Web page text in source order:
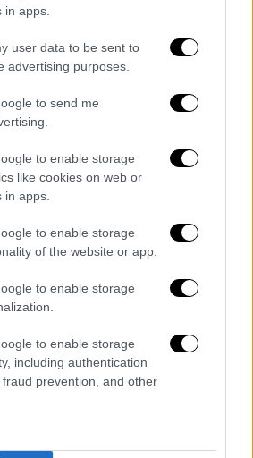
apps.
user data to be sent to
advertising purposes.
to send me
to enable storage
like cookies on web or
apps.
to enable storage
of the website or app.
to enable storage
to enable storage
including authentication
prevention, and other
2024 και που
αλλά έφτασαν μέχρι το
Το τι συμβαίνει ανάμεσα
κανείς δεν το έχει
αν και οι ίδιοι
το εγχείρημα
εξοπλισμό ώστε να έχουν
video